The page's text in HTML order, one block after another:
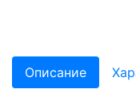
Описание